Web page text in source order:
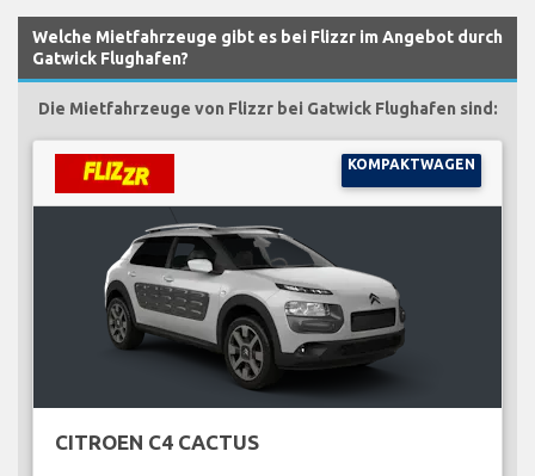
Welche Mietfahrzeuge gibt es bei Flizzr im Angebot durch
Gatwick Flughafen?
Die Mietfahrzeuge von Flizzr bei Gatwick Flughafen sind:
KOMPAKTWAGEN
CITROEN C4 CACTUS